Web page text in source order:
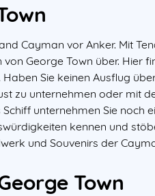
Cayman vor Anker. Mit
von George Town über. Hier
Sie keinen Ausflug
zu unternehmen oder mit
unternehmen Sie noch
kennen und
und Souvenirs der
Town